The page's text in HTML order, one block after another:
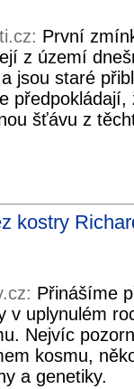
První
z území
jsou staré
šťávu z
kostry
Přinášíme
v uplynulém
Nejvíc
kosmu,
a genetiky.